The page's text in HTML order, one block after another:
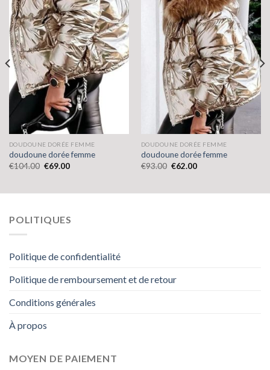
DOUDOUNE DORÉE FEMME
doudoune dorée femme
€104.00 €69.00
DOUDOUNE DORÉE FEMME
doudoune dorée femme
€93.00 €62.00
POLITIQUES
Politique de confidentialité
Politique de remboursement et de retour
Conditions générales
À propos
MOYEN DE PAIEMENT